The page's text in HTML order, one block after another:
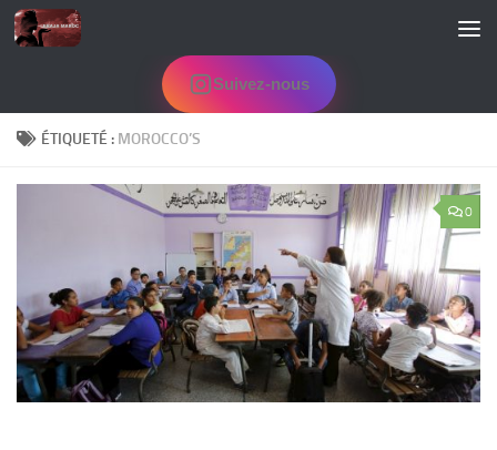
Skip to content
Suivez-nous
ÉTIQUETÉ : MOROCCO’S
0